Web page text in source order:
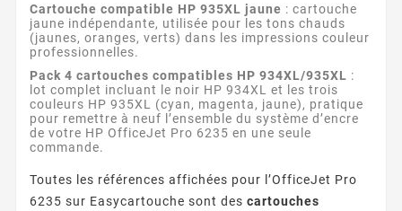
Cartouche compatible HP 935XL jaune : cartouche
jaune indépendante, utilisée pour les tons chauds
(jaunes, oranges, verts) dans les impressions couleur
professionnelles.
Pack 4 cartouches compatibles HP 934XL/935XL :
lot complet incluant le noir HP 934XL et les trois
couleurs HP 935XL (cyan, magenta, jaune), pratique
pour remettre à neuf l’ensemble du système d’encre
de votre HP OfficeJet Pro 6235 en une seule
commande.
Toutes les références affichées pour l’OfficeJet Pro
6235 sur Easycartouche sont des cartouches